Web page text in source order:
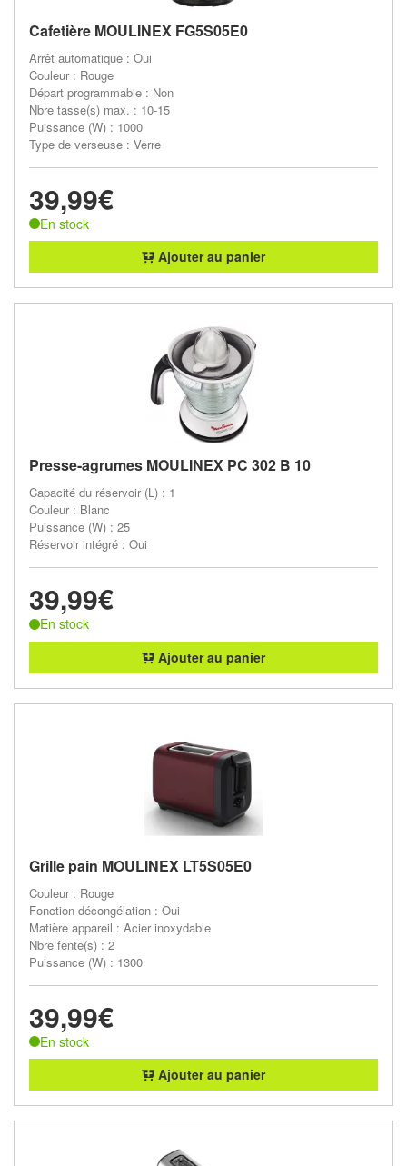
Cafetière MOULINEX FG5S05E0
Arrêt automatique : Oui
Couleur : Rouge
Départ programmable : Non
Nbre tasse(s) max. : 10-15
Puissance (W) : 1000
Type de verseuse : Verre
39,99€
En stock
Ajouter au panier
Presse-agrumes MOULINEX PC 302 B 10
Capacité du réservoir (L) : 1
Couleur : Blanc
Puissance (W) : 25
Réservoir intégré : Oui
39,99€
En stock
Ajouter au panier
Grille pain MOULINEX LT5S05E0
Couleur : Rouge
Fonction décongélation : Oui
Matière appareil : Acier inoxydable
Nbre fente(s) : 2
Puissance (W) : 1300
39,99€
En stock
Ajouter au panier